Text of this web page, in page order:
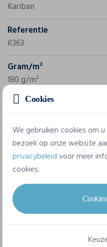
Kariban
Referentie
K363
Gram/m²
180 g/m²
Samenstelling
7 beschikbare
3 maand
18 maand 24 maand
Cookies
We gebruiken cookies om
bezoek op onze website
privacybeleidvoor meer
cookies.